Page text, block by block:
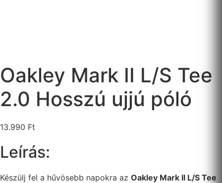
Oakley Mark II L/S Tee
2.0 Hosszú ujjú póló
13.990 Ft
Leírás:
Készülj fel a hűvösebb napokra az Oakley Mark II L/S Tee